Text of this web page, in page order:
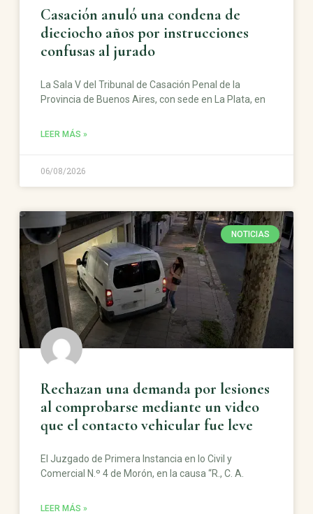
Casación anuló una condena de
dieciocho años por instrucciones
confusas al jurado
La Sala V del Tribunal de Casación Penal de la
Provincia de Buenos Aires, con sede en La Plata, en
LEER MÁS »
06/08/2026
NOTICIAS
Rechazan una demanda por lesiones
al comprobarse mediante un video
que el contacto vehicular fue leve
El Juzgado de Primera Instancia en lo Civil y
Comercial N.º 4 de Morón, en la causa “R., C. A.
LEER MÁS »